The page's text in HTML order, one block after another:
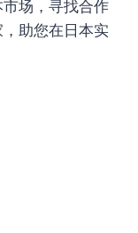
场，寻找合作
助您在日本实